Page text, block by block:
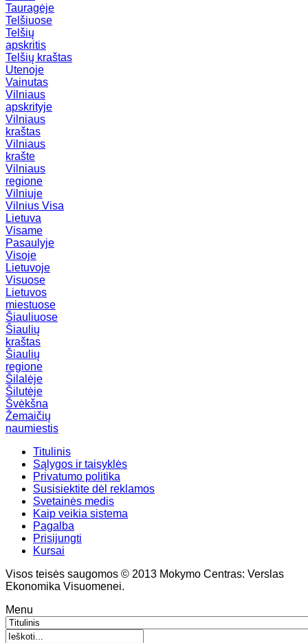
Tauragėje
Telšiuose
Telšių
apskritis
Telšių kraštas
Utenoje
Vainutas
Vilniaus
apskrityje
Vilniaus
kraštas
Vilniaus
krašte
Vilniaus
regione
Vilniuje
Vilnius Visa
Lietuva
Visame
Pasaulyje
Visoje
Lietuvoje
Visuose
Lietuvos
miestuose
Šiauliuose
Šiaulių
kraštas
Šiaulių
regione
Šilalėje
Šilutėje
Švėkšna
Žemaičių
naumiestis
Titulinis
Sąlygos ir taisyklės
Privatumo politika
Susisiektite dėl reklamos
Svetainės medis
Kaip veikia sistema
Pagalba
Prisijungti
Kursai
Visos teisės saugomos © 2013 Mokymo Centras: Verslas
Ekonomika Visuomenei.
Menu